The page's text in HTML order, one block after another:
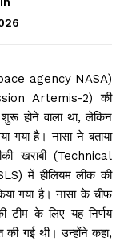
agency NASA)
Artemis-2) की
शुरू होने वाला था, लेकिन
गया है। नासा ने बताया
खराबी (Technical
में हीलियम लीक की
गया है। नासा के चीफ
टीम के लिए यह निर्णय
की गई थी। उन्होंने कहा,